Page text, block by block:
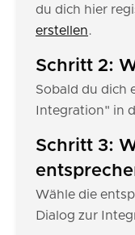
du dich hier
erstellen.
Schritt 2:
Sobald du dich
Integration" in
Schritt 3:
Wähle die
Dialog zur